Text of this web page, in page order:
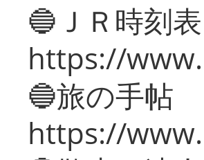
🔵ＪＲ時刻表
https://
🔵旅の手帖
https://